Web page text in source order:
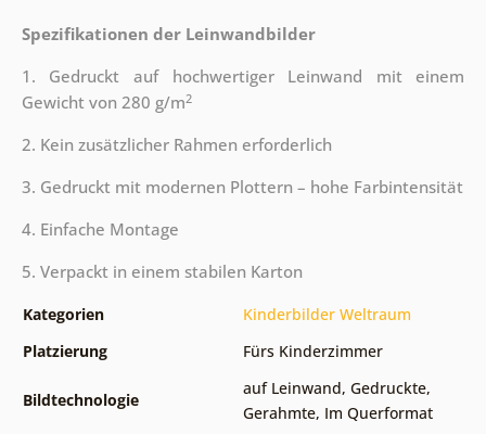
Spezifikationen der Leinwandbilder
1. Gedruckt auf hochwertiger Leinwand mit einem
Gewicht von 280 g/m2
2. Kein zusätzlicher Rahmen erforderlich
3. Gedruckt mit modernen Plottern – hohe Farbintensität
4. Einfache Montage
5. Verpackt in einem stabilen Karton
Kategorien
Kinderbilder Weltraum
Platzierung
Fürs Kinderzimmer
Bildtechnologie
auf Leinwand, Gedruckte,
Gerahmte, Im Querformat